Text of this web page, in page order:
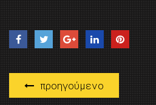
προηγούμενο